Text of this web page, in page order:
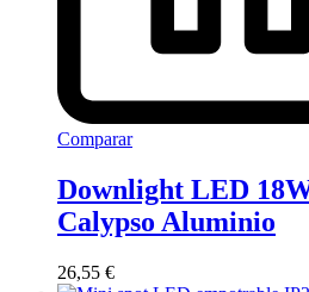
Comparar
Downlight LED
Calypso Aluminio
26,55 €